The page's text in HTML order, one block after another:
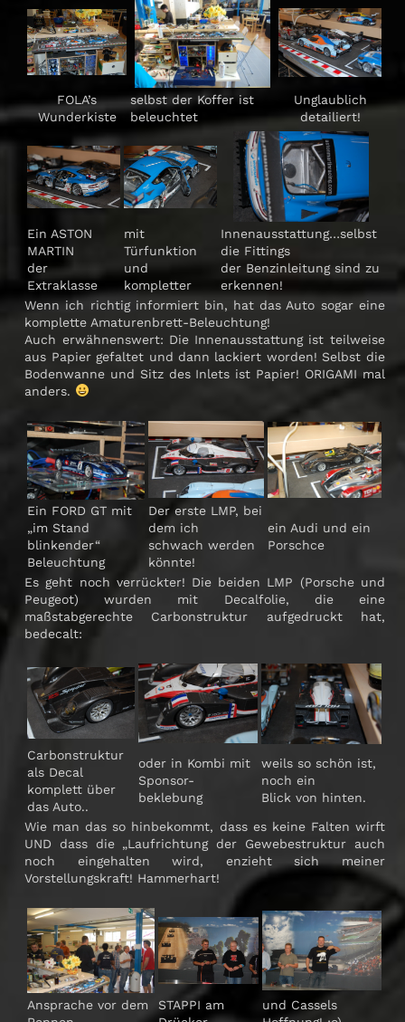
FOLA’s
Wunderkiste
selbst der Koffer ist
beleuchtet
Unglaublich
detailiert!
Ein ASTON
MARTIN
der
Extraklasse
mit
Türfunktion
und
kompletter
Innenausstattung…selbst
die Fittings
der Benzinleitung sind zu
erkennen!
Wenn ich richtig informiert bin, hat das Auto sogar eine
komplette Amaturenbrett-Beleuchtung!
Auch erwähnenswert: Die Innenausstattung ist teilweise
aus Papier gefaltet und dann lackiert worden! Selbst die
Bodenwanne und Sitz des Inlets ist Papier! ORIGAMI mal
anders.
Ein FORD GT mit
„im Stand
blinkender“
Beleuchtung
Der erste LMP, bei
dem ich
schwach werden
könnte!
ein Audi und ein
Porschce
Es geht noch verrückter! Die beiden LMP (Porsche und
Peugeot) wurden mit Decalfolie, die eine
maßstabgerechte Carbonstruktur aufgedruckt hat,
bedecalt:
Carbonstruktur
als Decal
komplett über
das Auto..
oder in Kombi mit
Sponsor-
beklebung
weils so schön ist,
noch ein
Blick von hinten.
Wie man das so hinbekommt, dass es keine Falten wirft
UND dass die „Laufrichtung der Gewebestruktur auch
noch eingehalten wird, enzieht sich meiner
Vorstellungskraft! Hammerhart!
Ansprache vor dem
STAPPI am
und Cassels